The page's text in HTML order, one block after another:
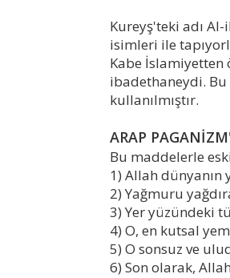
Kureyş'teki adı
isimleri ile
Kabe İslamiyetten
ibadethaneydi.
kullanılmıştır.
ARAP
Bu maddelerle
1) Allah dünyanın
2) Yağmuru
3) Yer yüzündeki
4) O, en kutsal
5) O sonsuz ve
6) Son olarak,